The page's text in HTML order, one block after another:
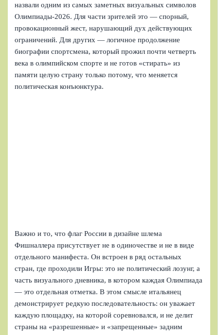
назвали одним из самых заметных визуальных символов
Олимпиады‑2026. Для части зрителей это — спорный,
провокационный жест, нарушающий дух действующих
ограничений. Для других — логичное продолжение
биографии спортсмена, который прожил почти четверть
века в олимпийском спорте и не готов «стирать» из
памяти целую страну только потому, что меняется
политическая конъюнктура.
Важно и то, что флаг России в дизайне шлема
Фишналлера присутствует не в одиночестве и не в виде
отдельного манифеста. Он встроен в ряд остальных
стран, где проходили Игры: это не политический лозунг, а
часть визуального дневника, в котором каждая Олимпиада
— это отдельная отметка. В этом смысле итальянец
демонстрирует редкую последовательность: он уважает
каждую площадку, на которой соревновался, и не делит
страны на «разрешенные» и «запрещенные» задним